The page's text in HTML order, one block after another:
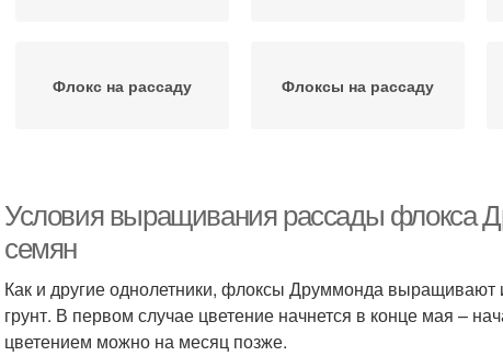
Флокс на рассаду Флоксы на рассаду
Условия выращивания рассады флокса
семян
Как и другие однолетники, флоксы Друммонда выращивают
грунт. В первом случае цветение начнется в конце мая –
цветением можно на месяц позже.